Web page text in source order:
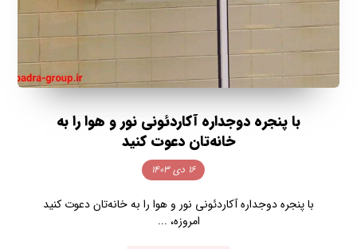
با پنجره دوجداره آکاردئونی نور و هوا را به
خانه‌تان دعوت کنید
۱۶ دی ۱۴۰۳
با پنجره دوجداره آکاردئونی نور و هوا را به خانه‌تان دعوت کنید
امروزه، ...